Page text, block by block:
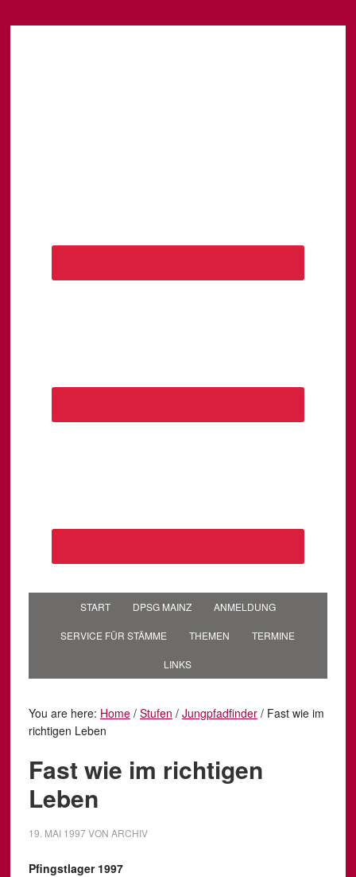
START DPSG MAINZ ANMELDUNG
SERVICE FÜR STÄMME THEMEN TERMINE
LINKS
You are here: Home / Stufen / Jungpfadfinder /Fast wie im
richtigen Leben
Fast wie im richtigen
Leben
19. MAI 1997VON ARCHIV
Pfingstlager 1997